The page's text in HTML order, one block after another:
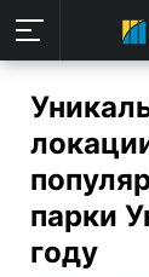
парки
году